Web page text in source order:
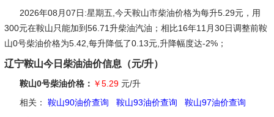
2026年08月07日:星期五 ,今天鞍山市柴油价格为每升5.29元，用
300元在鞍山只能加到56.71升柴油汽油；相比16年11月30日调整前鞍
山0号柴油价格为5.42,每升降低了0.13元,升降幅度达-2%；
辽宁鞍山今日柴油油价信息（元/升）
鞍山0号柴油价格： ￥5.29元/升
相关： 鞍山90油价查询 鞍山93油价查询 鞍山97油价查询